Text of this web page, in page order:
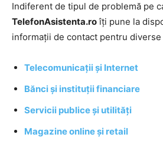
Indiferent de tipul de problemă pe
TelefonAsistenta.roîți pune la
informații de contact pentru
Telecomunicații și Internet
Bănci și instituții financiare
Servicii publice și utilități
Magazine online și retail